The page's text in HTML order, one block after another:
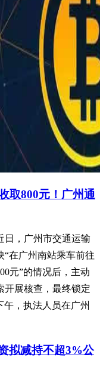
取800元！广州通
日，广州市交通运输
“在广州南站乘车前往
元”的情况后，主动
开展核查，最终锁定
，执法人员在广州
拟减持不超3%公